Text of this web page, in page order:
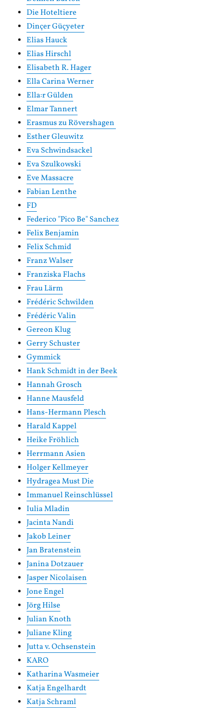
Die Hoteltiere
Dinçer Güçyeter
Elias Hauck
Elias Hirschl
Elisabeth R. Hager
Ella Carina Werner
Ella:r Gülden
Elmar Tannert
Erasmus zu Rövershagen
Esther Gleuwitz
Eva Schwindsackel
Eva Szulkowski
Eve Massacre
Fabian Lenthe
FD
Federico "Pico Be" Sanchez
Felix Benjamin
Felix Schmid
Franz Walser
Franziska Flachs
Frau Lärm
Frédéric Schwilden
Frédéric Valin
Gereon Klug
Gerry Schuster
Gymmick
Hank Schmidt in der Beek
Hannah Grosch
Hanne Mausfeld
Hans-Hermann Plesch
Harald Kappel
Heike Fröhlich
Herrmann Asien
Holger Kellmeyer
Hydragea Must Die
Immanuel Reinschlüssel
Iulia Mladin
Jacinta Nandi
Jakob Leiner
Jan Bratenstein
Janina Dotzauer
Jasper Nicolaisen
Jone Engel
Jörg Hilse
Julian Knoth
Juliane Kling
Jutta v. Ochsenstein
KARO
Katharina Wasmeier
Katja Engelhardt
Katja Schraml